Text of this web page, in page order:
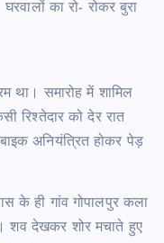
का रो- रोकर बुरा
था। समारोह में शामिल
रिश्तेदार को देर रात
अनियंत्रित होकर पेड़
के ही गांव गोपालपुर कला
शव देखकर शोर मचाते हुए